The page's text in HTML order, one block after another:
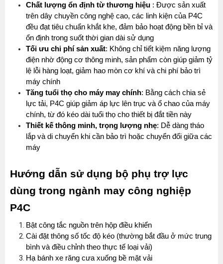
Chất lượng ổn định từ thương hiệu : Được sản xuất
trên dây chuyền công nghệ cao, các linh kiện của P4C
đều đạt tiêu chuẩn khắt khe, đảm bảo hoạt động bền bỉ và
ổn định trong suốt thời gian dài sử dụng
Tối ưu chi phí sản xuất: Không chỉ tiết kiệm năng lượng
điện nhờ động cơ thông minh, sản phẩm còn giúp giảm tỷ
lệ lỗi hàng loạt, giảm hao mòn cơ khí và chi phí bảo trì
máy chính
Tăng tuổi thọ cho máy may chính: Bằng cách chia sẻ
lực tải, P4C giúp giảm áp lực lên trục và ổ chao của máy
chính, từ đó kéo dài tuổi thọ cho thiết bị đắt tiền này
Thiết kế thông minh, trọng lượng nhẹ: Dễ dàng tháo
lắp và di chuyển khi cần bảo trì hoặc chuyển đổi giữa các
máy
Hướng dẫn sử dụng bộ phụ trợ lực
dùng trong ngành may công nghiệp
P4C
Bật công tắc nguồn trên hộp điều khiển
Cài đặt thông số tốc độ kéo (thường bắt đầu ở mức trung
bình và điều chỉnh theo thực tế loại vải)
Hạ bánh xe răng cưa xuống bề mặt vải